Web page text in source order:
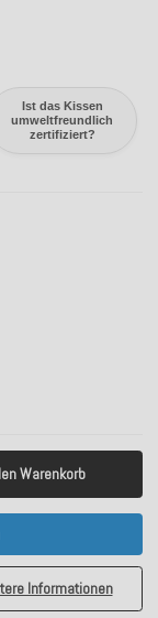
Ist das Kissen
umweltfreundlich
zertifiziert?
Warenkorb
Informationen